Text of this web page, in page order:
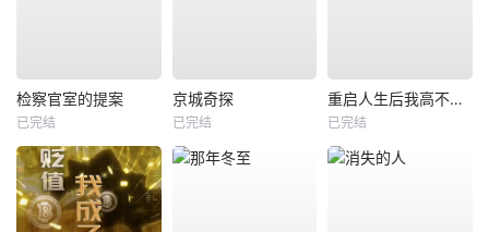
检察官室的提案
已完结
京城奇探
已完结
重启人生后我高不可攀
已完结